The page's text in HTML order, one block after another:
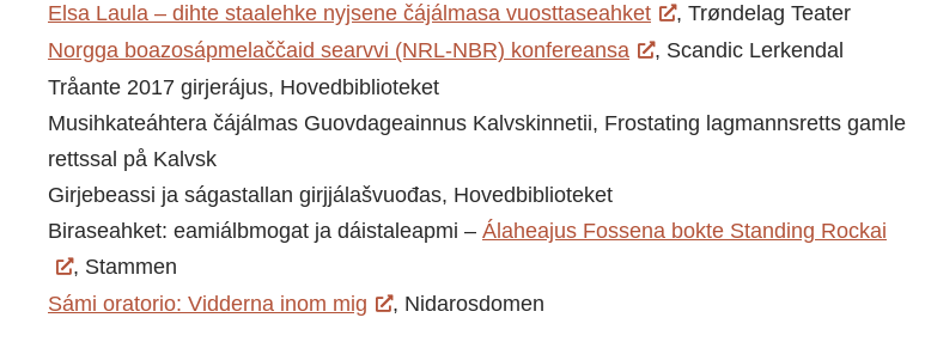
Elsa Laula – dihte staalehke nyjsene čájálmasa vuosttaseahket
, Trøndelag Teater
Norgga boazosápmelaččaid searvvi (NRL-NBR) konfereansa
, Scandic Lerkendal
Tråante 2017 girjerájus, Hovedbiblioteket
Musihkateáhtera čájálmas Guovdageainnus Kalvskinnetii, Frostating lagmannsretts gamle
rettssal på Kalvsk
Girjebeassi ja ságastallan girjjálašvuođas, Hovedbiblioteket
Biraseahket: eamiálbmogat ja dáistaleapmi – Álaheajus Fossena bokte Standing Rockai
, Stammen
Sámi oratorio: Vidderna inom mig
, Nidarosdomen